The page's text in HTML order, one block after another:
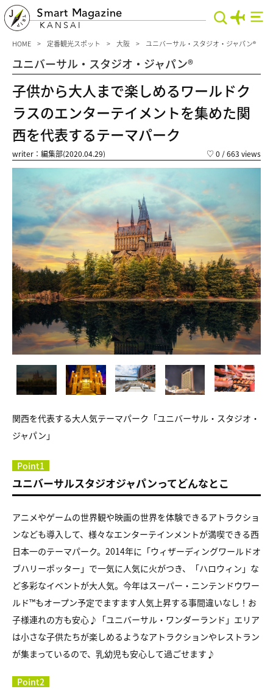
Smart Magazine
KANSAI
HOME 定番観光スポット 大阪 ユニバーサル・スタジオ・ジャパン®
ユニバーサル・スタジオ・ジャパン®
子供から大人まで楽しめるワールドク
ラスのエンターテイメントを集めた関
西を代表するテーマパーク
writer：編集部(2020.04.29) ♡ 0 / 663 views
関西を代表する大人気テーマパーク「ユニバーサル・スタジオ・
ジャパン」
Point1
ユニバーサルスタジオジャパンってどんなとこ
アニメやゲームの世界観や映画の世界を体験できるアトラクショ
ンなども導入して、様々なエンターテインメントが満喫できる西
日本一のテーマパーク。2014年に「ウィザーディングワールドオ
ブハリーポッター」で一気に人気に火がつき、「ハロウィン」な
ど多彩なイベントが大人気。今年はスーパー・ニンテンドウワー
ルド™もオープン予定でますます人気上昇する事間違いなし！お
子様連れの方も安心♪「ユニバーサル・ワンダーランド 」エリア
は小さな子供たちが楽しめるようなアトラクションやレストラン
が集まっているので、乳幼児も安心して過ごせます♪
Point2